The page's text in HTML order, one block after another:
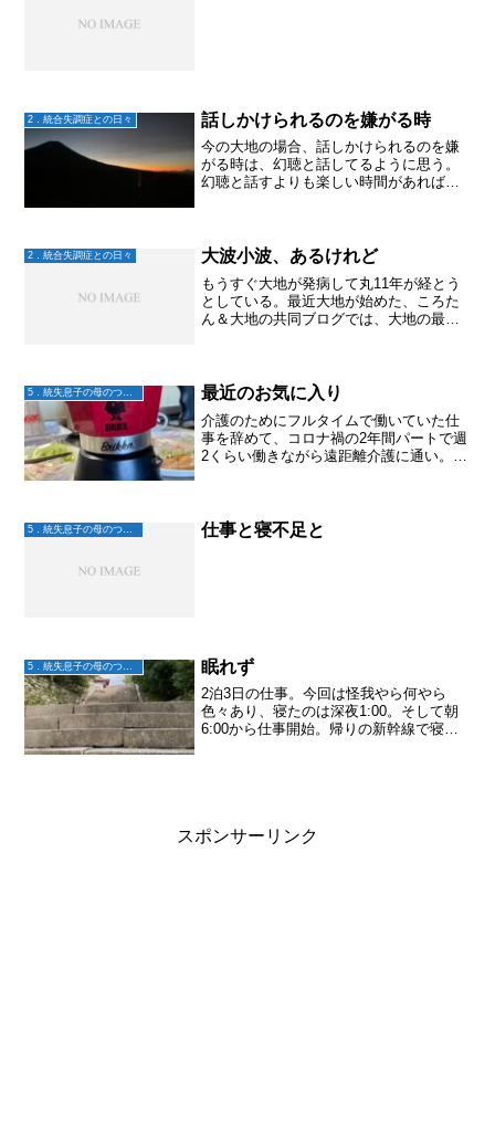
2．統合失調症との日々 話しかけられるのを嫌がる時
今の大地の場合、話しかけられるのを嫌
がる時は、幻聴と話してるように思う。
幻聴と話すよりも楽しい時間があればい
2．統合失調症との日々 大波小波、あるけれど
もうすぐ大地が発病して丸11年が経とう
としている。最近大地が始めた、ころた
ん＆大地の共同ブログでは、大地の最近
統合失調症の大地＆...
5．統失息子の母のつぶやき 最近のお気に入り
介護のためにフルタイムで働いていた仕
事を辞めて、コロナ禍の2年間パートで週
2くらい働きながら遠距離介護に通い。そ
贅沢(笑) それが...
仕事と寝不足と
眠れず
2泊3日の仕事。今回は怪我やら何やら
色々あり、寝たのは深夜1:00。そして朝
6:00から仕事開始。帰りの新幹線で寝れ
スポンサーリンク